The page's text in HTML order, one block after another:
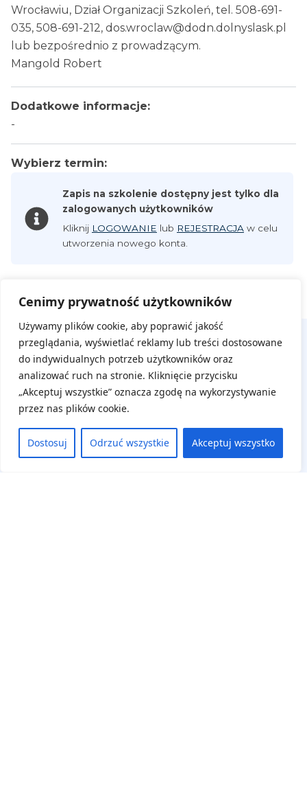
Cenimy prywatność użytkowników
Używamy plików cookie, aby poprawić jakość
przeglądania, wyświetlać reklamy lub treści dostosowane
do indywidualnych potrzeb użytkowników oraz
analizować ruch na stronie. Kliknięcie przycisku
„Akceptuj wszystkie” oznacza zgodę na wykorzystywanie
przez nas plików cookie.
Dostosuj Odrzuć wszystkie Akceptuj wszystko
Wrocławiu, Dział Organizacji Szkoleń, tel. 508-691-
035, 508-691-212, dos.wroclaw@dodn.dolnyslask.pl
lub bezpośrednio z prowadzącym.
Mangold Robert
Dodatkowe informacje:
-
Wybierz termin:
Zapis na szkolenie dostępny jest tylko dla
zalogowanych użytkowników
Kliknij LOGOWANIE lub REJESTRACJA w celu
utworzenia nowego konta.
Na skróty
Aktualne wydarzenia